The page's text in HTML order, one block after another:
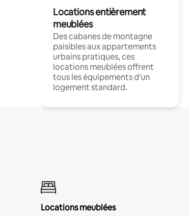
Locations entièrement
meublées
Des cabanes de montagne
paisibles aux appartements
urbains pratiques, ces
locations meublées offrent
tous les équipements d'un
logement standard.
Locations meublées